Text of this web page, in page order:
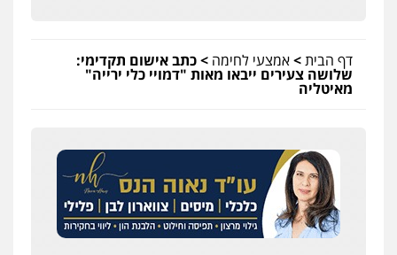
דף הבית>אמצעי לחימה >כתב אישום תקדימי:
שלושה צעירים ייבאו מאות "דמויי כלי ירייה"
מאיטליה